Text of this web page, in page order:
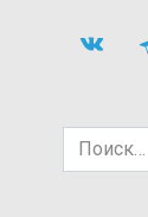
Search
for: